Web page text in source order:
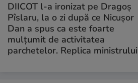
DIICOT l-a ironizat pe Dragoș
Pîslaru, la o zi după ce Nicușor
Dan a spus ca este foarte
mulțumit de activitatea
parchetelor. Replica ministrului